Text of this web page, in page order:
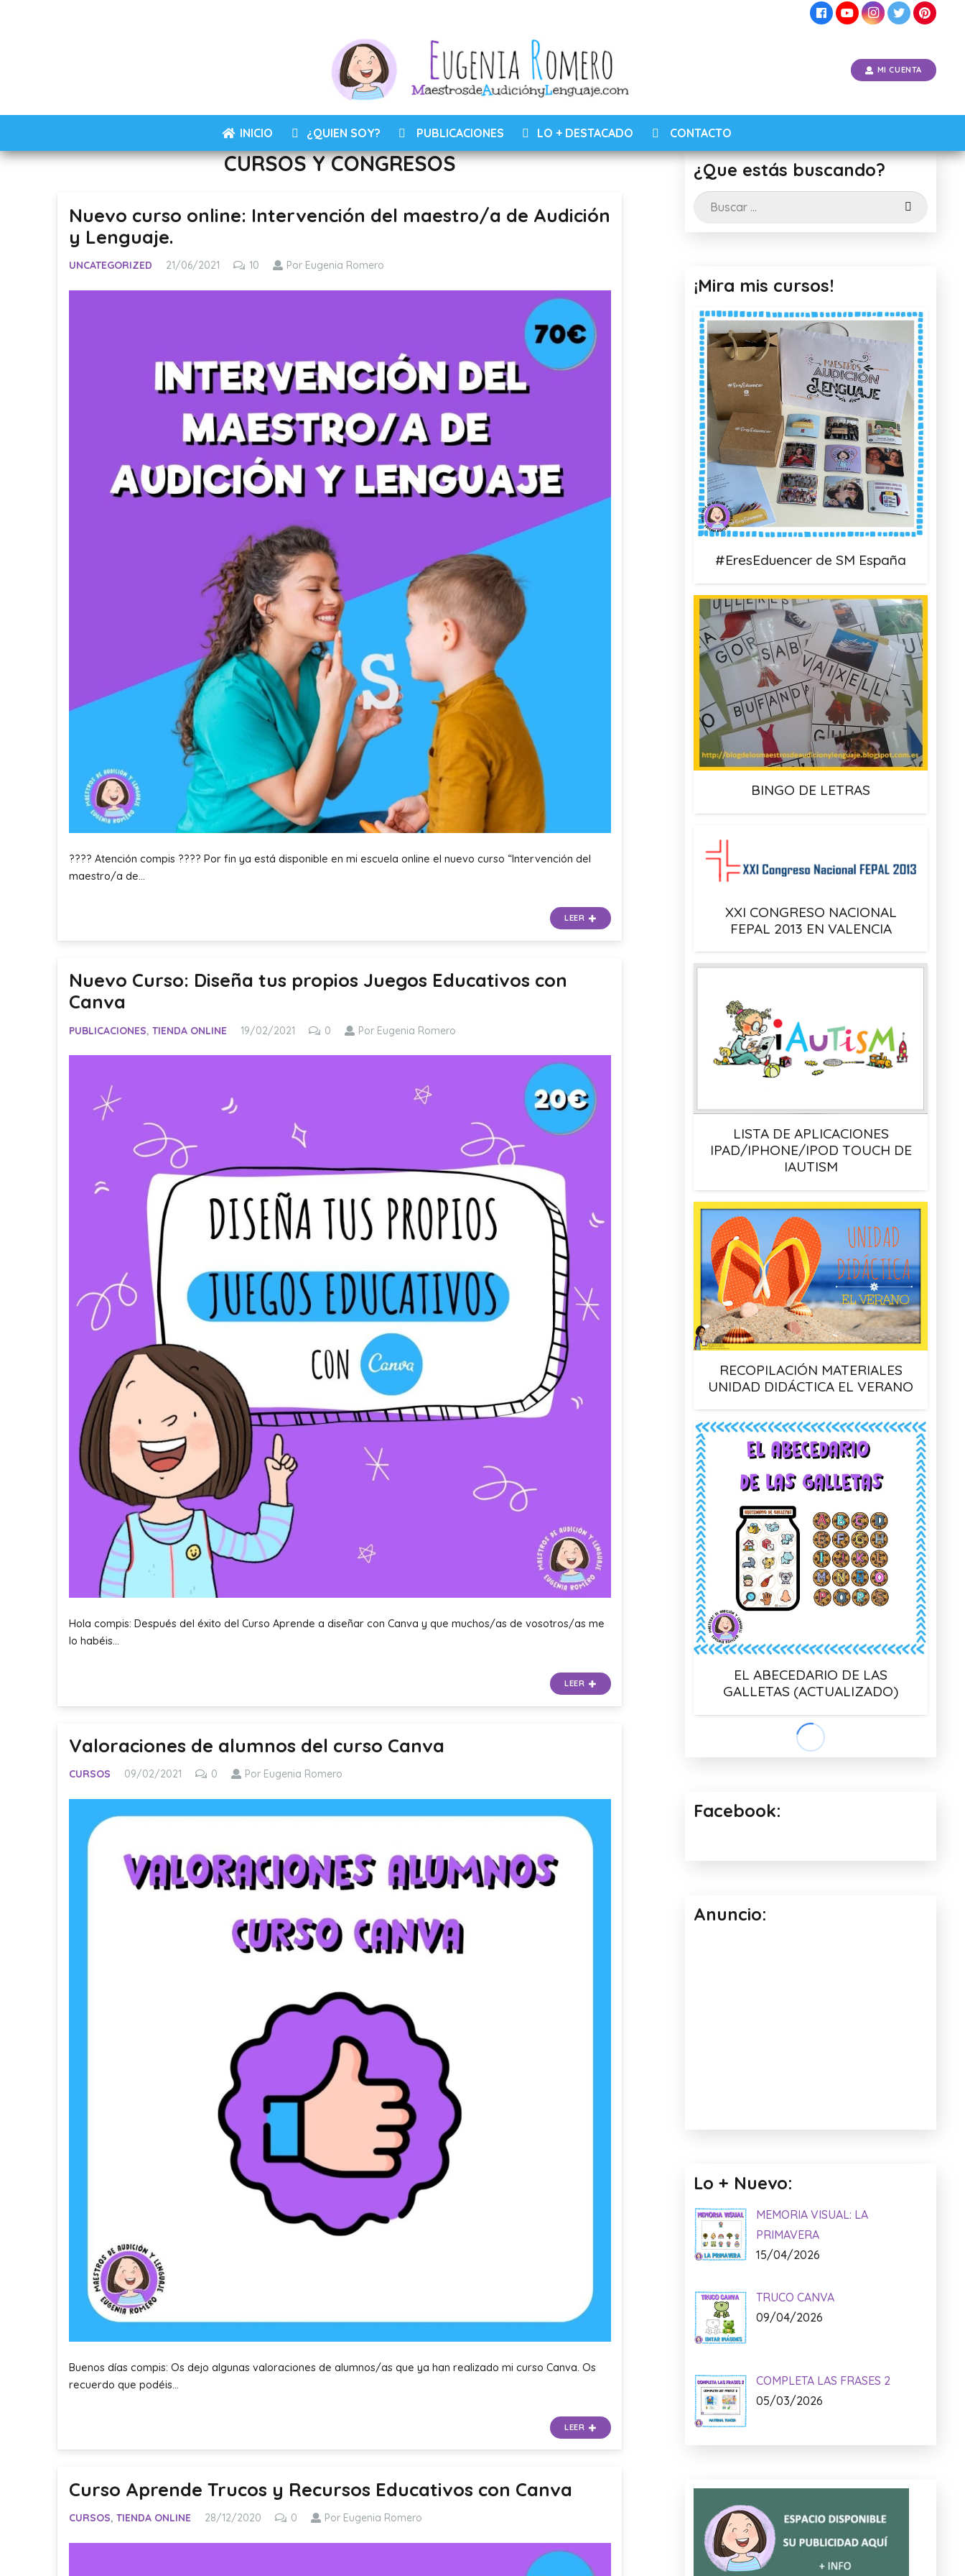
MI CUENTA
INICIO ¿QUIEN SOY? PUBLICACIONES LO + DESTACADO CONTACTO
CURSOS Y CONGRESOS
Nuevo curso online: Intervención del maestro/a de Audición
y Lenguaje.
UNCATEGORIZED 21/06/2021 10Comentarios
Por Eugenia Romero
???? Atención compis ???? Por fin ya está disponible en mi escuela online el nuevo curso “Intervención del
maestro/a de…
LEER
Nuevo Curso: Diseña tus propios Juegos Educativos con
Canva
PUBLICACIONES, TIENDA ONLINE 19/02/2021 0 Por Eugenia Romero
Hola compis: Después del éxito del Curso Aprende a diseñar con Canva y que muchos/as de vosotros/as me
lo habéis…
LEER
Valoraciones de alumnos del curso Canva
CURSOS 09/02/2021 0 Por Eugenia Romero
Buenos días compis: Os dejo algunas valoraciones de alumnos/as que ya han realizado mi curso Canva. Os
recuerdo que podéis…
LEER
Curso Aprende Trucos y Recursos Educativos con Canva
CURSOS, TIENDA ONLINE 28/12/2020 0 Por Eugenia Romero
¿Que estás buscando?
Buscar:
¡Mira mis cursos!
#EresEduencer de SM España
BINGO DE LETRAS
XXI CONGRESO NACIONAL
FEPAL 2013 EN VALENCIA
LISTA DE APLICACIONES
IPAD/IPHONE/IPOD TOUCH DE
IAUTISM
RECOPILACIÓN MATERIALES
UNIDAD DIDÁCTICA EL VERANO
EL ABECEDARIO DE LAS
GALLETAS (ACTUALIZADO)
BUSCA LA RESPUESTA
Anuncio:
Lo + Nuevo:
15/04/2026
TRUCO CANVA